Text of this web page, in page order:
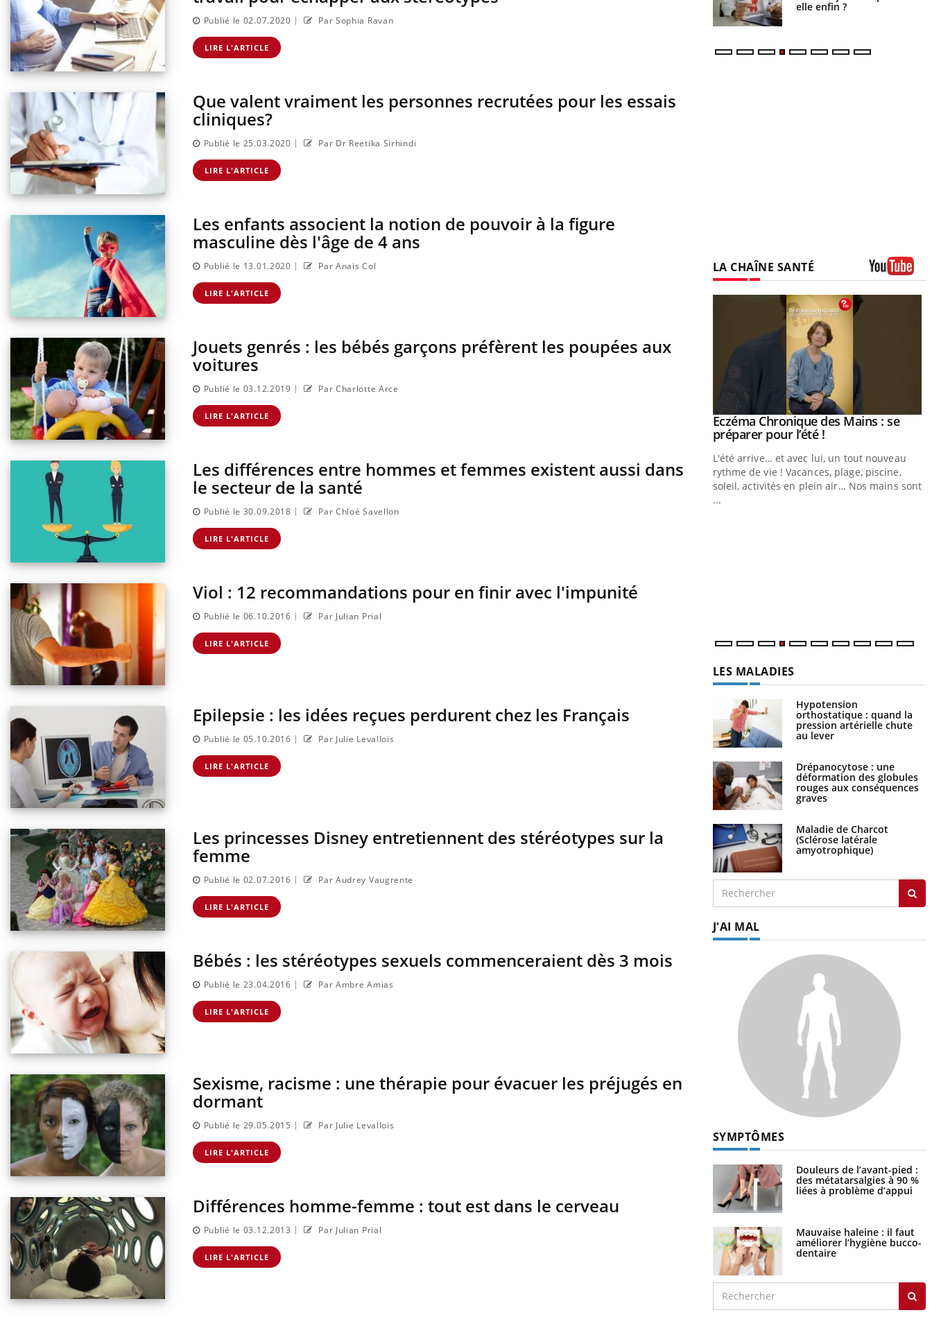
Publié le 02.07.2020 | Par Sophia Ravan
LIRE L'ARTICLE
Que valent vraiment les personnes recrutées pour les essais
cliniques?
Publié le 25.03.2020 | Par Dr Reetika Sirhindi
LIRE L'ARTICLE
Les enfants associent la notion de pouvoir à la figure
masculine dès l'âge de 4 ans
Publié le 13.01.2020 | Par Anaïs Col
LIRE L'ARTICLE
Jouets genrés : les bébés garçons préfèrent les poupées aux
voitures
Publié le 03.12.2019 | Par Charlotte Arce
LIRE L'ARTICLE
Les différences entre hommes et femmes existent aussi dans
le secteur de la santé
Publié le 30.09.2018 | Par Chloé Savellon
LIRE L'ARTICLE
Viol : 12 recommandations pour en finir avec l'impunité
Publié le 06.10.2016 | Par Julian Prial
LIRE L'ARTICLE
Epilepsie : les idées reçues perdurent chez les Français
Publié le 05.10.2016 | Par Julie Levallois
LIRE L'ARTICLE
Les princesses Disney entretiennent des stéréotypes sur la
femme
Publié le 02.07.2016 | Par Audrey Vaugrente
LIRE L'ARTICLE
Bébés : les stéréotypes sexuels commenceraient dès 3 mois
Publié le 23.04.2016 | Par Ambre Amias
LIRE L'ARTICLE
Sexisme, racisme : une thérapie pour évacuer les préjugés en
dormant
Publié le 29.05.2015 | Par Julie Levallois
LIRE L'ARTICLE
Différences homme-femme : tout est dans le cerveau
Publié le 03.12.2013 | Par Julian Prial
LIRE L'ARTICLE
taux élevé en France empiète de plus en plus
sur nos soirées
elle enfin ?
LA CHAÎNE SANTÉ
Youtube
Eczéma Chronique des Mains :
expliquer ma maladie
Il y a des sujets qui sont faciles à aborder...
d'autres non ! D'un côté, poser des questions
sur la maladie d'un proche c'est montrer ...
Fatigue, irritabilité, brouillard mental ou
...
reste entourée d'idées reçues chez les
Youtube
Eczéma Chronique des Mains : se
préparer pour l’été !Youtube
L'été arrive… et avec lui, un tout nouveau
rythme de vie ! Vacances, plage, piscine,
soleil, activités en plein air… Nos mains sont
...
LES MALADIES
Hypotension
orthostatique : quand la
pression artérielle chute
au lever
Drépanocytose : une
déformation des globules
rouges aux conséquences
graves
Maladie de Charcot
(Sclérose latérale
amyotrophique)
J'AI MAL
SYMPTÔMES
Douleurs de l’avant-pied :
des métatarsalgies à 90 %
liées à problème d’appui
Mauvaise haleine : il faut
améliorer l’hygiène bucco-
dentaire